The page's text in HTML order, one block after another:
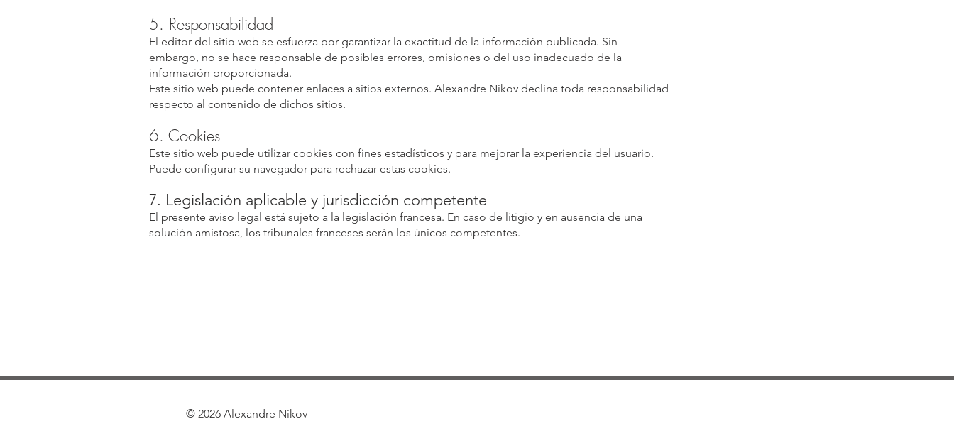
5. Responsabilidad
El editor del sitio web se esfuerza por garantizar la exactitud de la información publicada. Sin
embargo, no se hace responsable de posibles errores, omisiones o del uso inadecuado de la
información proporcionada.
Este sitio web puede contener enlaces a sitios externos. Alexandre Nikov declina toda responsabilidad
respecto al contenido de dichos sitios.
6. Cookies
Este sitio web puede utilizar cookies con fines estadísticos y para mejorar la experiencia del usuario.
Puede configurar su navegador para rechazar estas cookies.
7. Legislación aplicable y jurisdicción competente
El presente aviso legal está sujeto a la legislación francesa. En caso de litigio y en ausencia de una
solución amistosa, los tribunales franceses serán los únicos competentes.
© 2026 Alexandre Nikov